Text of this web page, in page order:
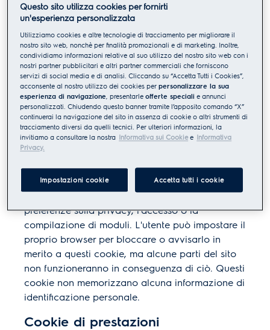
DESCRIZIONE GENERALE DEI N
OSTRI COOKIE
Di seguito sono riportate le informazioni sui
cookie che usiamo e sul motivo per cui li usiamo.
Categorie di cookie
Cookie strettamente necessari
Questi cookie sono necessari per il sito web e
non possono essere disattivati nei nostri sistemi.
Di solito sono impostati solo in risposta alle
azioni effettuate da te che equivalgono a una
richiesta di servizi, come l’impostazione delle
preferenze sulla privacy, l’accesso o la
compilazione di moduli. L'utente può impostare il
proprio browser per bloccare o avvisarlo in
merito a questi cookie, ma alcune parti del sito
non funzioneranno in conseguenza di ciò. Questi
cookie non memorizzano alcuna informazione di
identificazione personale.
Cookie di prestazioni
Questo sito utilizza cookies per fornirti
un'esperienza personalizzata
Utilizziamo cookies e altre tecnologie di tracciamento per migliorare il
nostro sito web, nonchè per finalità promozionali e di marketing. Inoltre,
condividiamo informazioni relative al suo utilizzo del nostro sito web con i
nostri partner pubblicitari e altri partner commerciali che forniscono
servizi di social media e di analisi. Cliccando su “Accetta Tutti i Cookies”,
acconsente al nostro utilizzo dei cookies perpersonalizzare la sua
esperienza di navigazione, presentarleofferte speciali e annunci
personalizzati. Chiudendo questo banner tramite l’apposito comando “X”
continuerai la navigazione del sito in assenza di cookie o altri strumenti di
tracciamento diversi da quelli tecnici. Per ulteriori informazioni, la
invitiamo a consultare la nostra Informativa sui Cookiee Informativa
Privacy.
Impostazioni cookie Accetta tutti i cookie